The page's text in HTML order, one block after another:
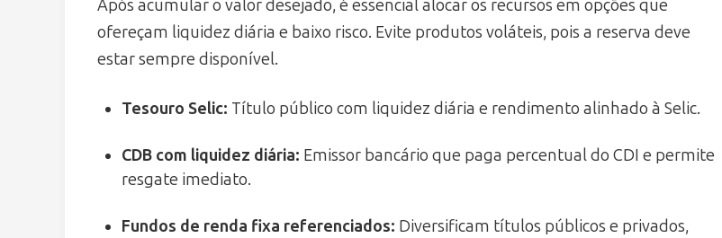
Após acumular o valor desejado, é essencial alocar os recursos em opções que
ofereçam liquidez diária e baixo risco. Evite produtos voláteis, pois a reserva deve
estar sempre disponível.
Tesouro Selic: Título público com liquidez diária e rendimento alinhado à Selic.
CDB com liquidez diária: Emissor bancário que paga percentual do CDI e permite
resgate imediato.
Fundos de renda fixa referenciados: Diversificam títulos públicos e privados,